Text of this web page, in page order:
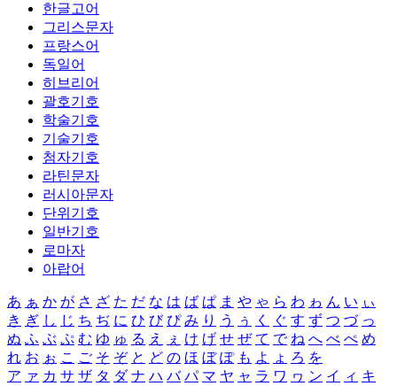
한글고어
그리스문자
프랑스어
독일어
히브리어
괄호기호
학술기호
기술기호
첨자기호
라틴문자
러시아문자
단위기호
일반기호
로마자
아랍어
あ ぁ か が さ ざ た だ な は ば ぱ ま や ゃ ら わ ゎ ん い ぃ
き ぎ し じ ち ぢ に ひ び ぴ み り う ぅ く ぐ す ず つ づ っ
ぬ ふ ぶ ぷ む ゆ ゅ る え ぇ け げ せ ぜ て で ね へ べ ぺ め
れ お ぉ こ ご そ ぞ と ど の ほ ぼ ぽ も よ ょ ろ を
ア ァ カ サ ザ タ ダ ナ ハ バ パ マ ヤ ャ ラ ワ ヮ ン イ ィ キ